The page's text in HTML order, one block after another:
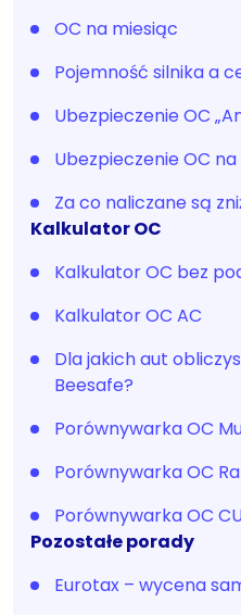
OC na miesiąc
Pojemność silnika a
Ubezpieczenie OC
Ubezpieczenie OC
Za co naliczane są
Kalkulator OC
Kalkulator OC bez
Kalkulator OC AC
Dla jakich aut
Beesafe?
Porównywarka OC
Porównywarka OC
Porównywarka OC
Pozostałe porady
Eurotax – wycena